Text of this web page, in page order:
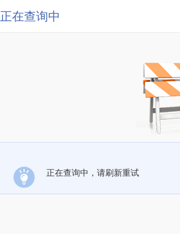
正在查询中
正在查询中，请刷新重试